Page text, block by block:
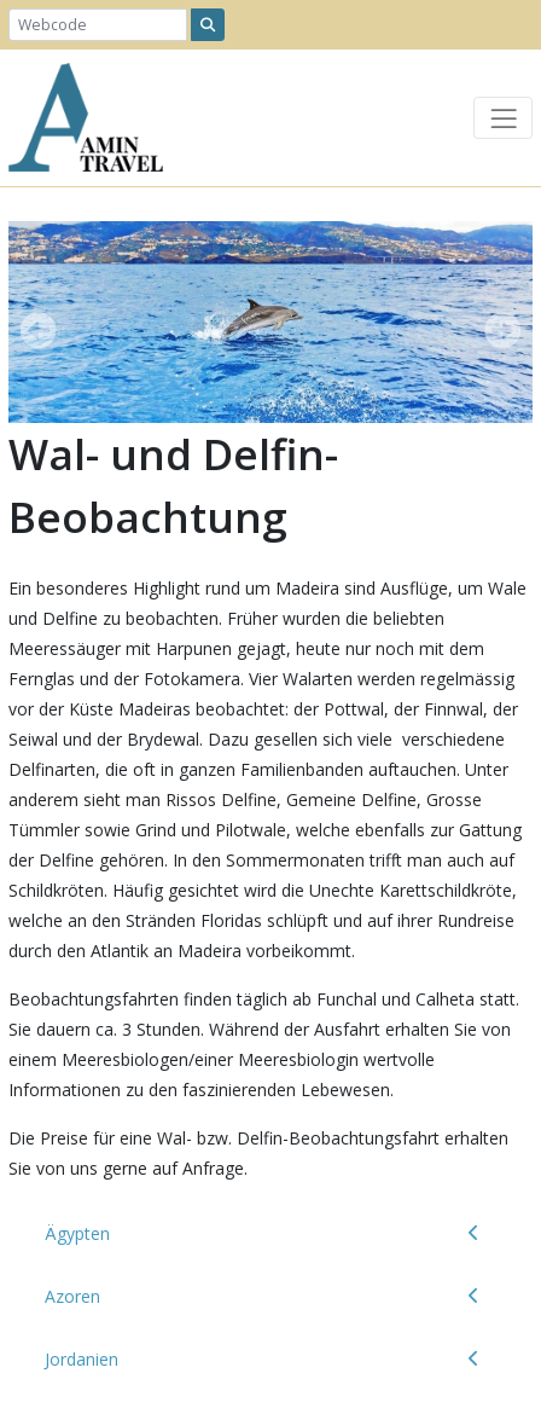
Ägypten
Azoren
Jordanien
Wal- und Delfin-
Beobachtung
Ein besonderes Highlight rund um Madeira sind Ausflüge, um Wale
und Delfine zu beobachten. Früher wurden die beliebten
Meeressäuger mit Harpunen gejagt, heute nur noch mit dem
Fernglas und der Fotokamera. Vier Walarten werden regelmässig
vor der Küste Madeiras beobachtet: der Pottwal, der Finnwal, der
Seiwal und der Brydewal. Dazu gesellen sich viele verschiedene
Delfinarten, die oft in ganzen Familienbanden auftauchen. Unter
anderem sieht man Rissos Delfine, Gemeine Delfine, Grosse
Tümmler sowie Grind und Pilotwale, welche ebenfalls zur Gattung
der Delfine gehören. In den Sommermonaten trifft man auch auf
Schildkröten. Häufig gesichtet wird die Unechte Karettschildkröte,
welche an den Stränden Floridas schlüpft und auf ihrer Rundreise
durch den Atlantik an Madeira vorbeikommt.
Beobachtungsfahrten finden täglich ab Funchal und Calheta statt.
Sie dauern ca. 3 Stunden. Während der Ausfahrt erhalten Sie von
einem Meeresbiologen/einer Meeresbiologin wertvolle
Informationen zu den faszinierenden Lebewesen.
Die Preise für eine Wal- bzw. Delfin-Beobachtungsfahrt erhalten
Sie von uns gerne auf Anfrage.